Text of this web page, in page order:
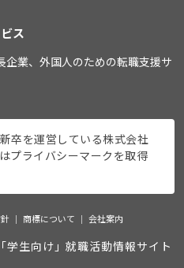
ス
企業、外国人のための転職支援サ
卒を運営している株式会社
プライバシーマークを取得
商標について 会社案内
学生向け」就職活動情報サイト